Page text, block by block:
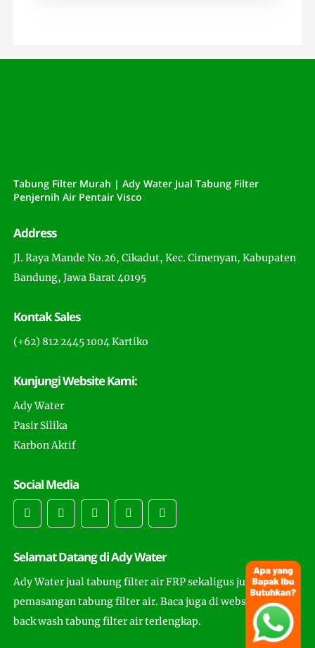
Tabung Filter Murah | Ady Water Jual Tabung Filter
Penjernih Air Pentair Visco
Address
Jl. Raya Mande No.26, Cikadut, Kec. Cimenyan, Kabupaten
Bandung, Jawa Barat 40195
Kontak Sales
(+62) 812 2445 1004 Kartiko
Kunjungi Website Kami:
Ady Water
Pasir Silika
Karbon Aktif
Social Media
Selamat Datang di Ady Water
Ady Water jual tabung filter air FRP sekaligus juga
pemasangan tabung filter air. Baca juga di website ini cara
back wash tabung filter air terlengkap.